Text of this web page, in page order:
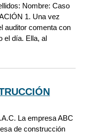
Nombre: Caso
1. Una vez
auditor comenta con
el día. Ella, al
La empresa ABC
de construcción